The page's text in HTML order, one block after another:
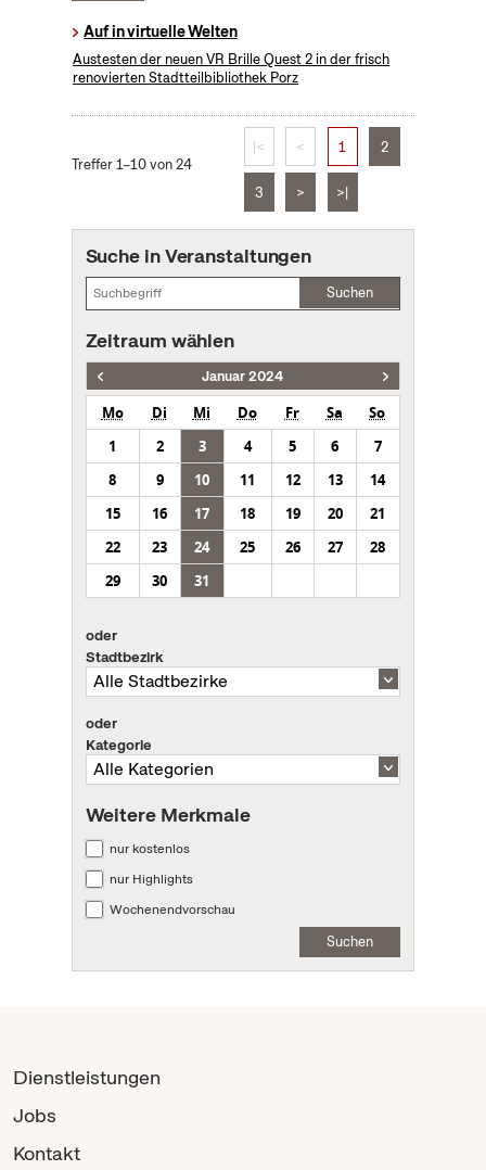
Auf in virtuelle Welten
Austesten der neuen VR Brille Quest 2 in der frisch
renovierten Stadtteilbibliothek Porz
Treffer 1–10 von 24
|< < 1 2
3 > >|
Suche in Veranstaltungen
Suchen
Zeitraum wählen
Januar 2024
Mo Di Mi Do Fr Sa
So
1
2 3 4 5 6
7
8
9 10 11 12 13
14
15
16 17 18 19 20
21
22
23 24 25 26 27
28
29
30 31
oder
Stadtbezirk
oder
Kategorie
Weitere Merkmale
nur kostenlos
nur Highlights
Wochenendvorschau
Suchen
Dienstleistungen
Jobs
Kontakt